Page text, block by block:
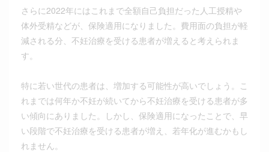
さらに2022年にはこれまで全額自己負担だった人工授精や
体外受精などが、保険適用になりました。費用面の負担が軽
減される分、不妊治療を受ける患者が増えると考えられま
す。
特に若い世代の患者は、増加する可能性が高いでしょう。こ
れまでは何年か不妊が続いてから不妊治療を受ける患者が多
い傾向にありました。しかし、保険適用になったことで、早
い段階で不妊治療を受ける患者が増え、若年化が進むかもし
れません。